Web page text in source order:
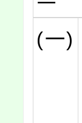
(一)